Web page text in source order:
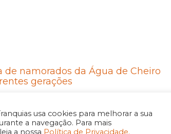
usa cookies para melhorar a sua
a navegação. Para mais
a nossa Política de Privacidade.
de namorados da Água de Cheiro
gerações